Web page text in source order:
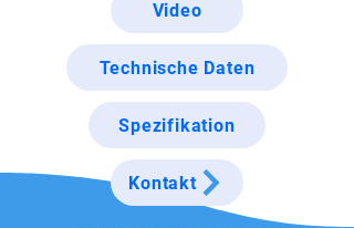
Video
Technische Daten
Spezifikation
Kontakt